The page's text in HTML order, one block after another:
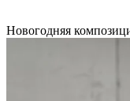
Новогодняя